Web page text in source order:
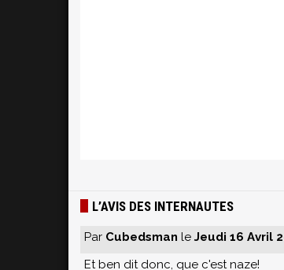
L’AVIS DES INTERNAUTES
Par Cubedsman le Jeudi 16 Avril
Et ben dit donc, que c'est naze!